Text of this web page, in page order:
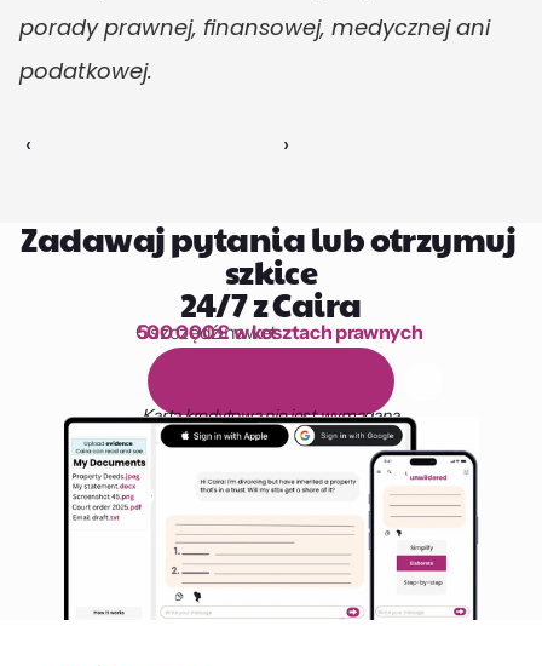
porady prawnej, finansowej, medycznej ani
podatkowej.
‹ ›
Zadawaj pytania lub otrzymuj
szkice
24/7 z Caira
1 000 godzin czytania
Oszczędź nawet
500 000 £ w kosztach prawnych
o ny
Karta kredytowa nie jest wymagana